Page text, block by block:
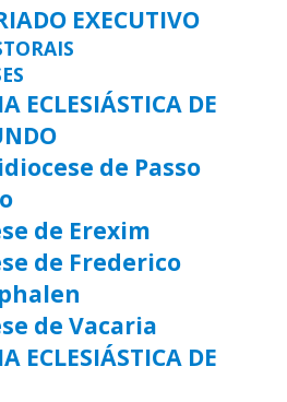
EXECUTIVO
ECLESIÁSTICA DE
de Passo
de Erexim
de Frederico
de Vacaria
ECLESIÁSTICA DE